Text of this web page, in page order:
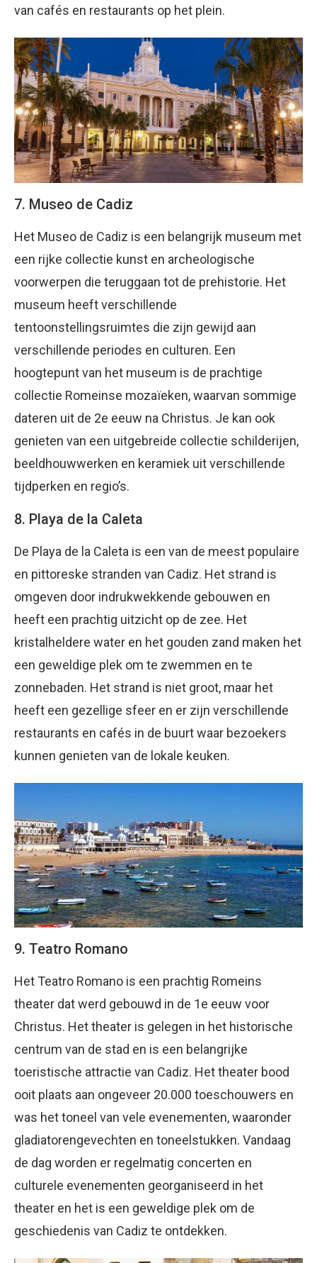
van cafés en restaurants op het plein.
7. Museo de Cadiz
Het Museo de Cadiz is een belangrijk museum met
een rijke collectie kunst en archeologische
voorwerpen die teruggaan tot de prehistorie. Het
museum heeft verschillende
tentoonstellingsruimtes die zijn gewijd aan
verschillende periodes en culturen. Een
hoogtepunt van het museum is de prachtige
collectie Romeinse mozaïeken, waarvan sommige
dateren uit de 2e eeuw na Christus. Je kan ook
genieten van een uitgebreide collectie schilderijen,
beeldhouwwerken en keramiek uit verschillende
tijdperken en regio’s.
8. Playa de la Caleta
De Playa de la Caleta is een van de meest populaire
en pittoreske stranden van Cadiz. Het strand is
omgeven door indrukwekkende gebouwen en
heeft een prachtig uitzicht op de zee. Het
kristalheldere water en het gouden zand maken het
een geweldige plek om te zwemmen en te
zonnebaden. Het strand is niet groot, maar het
heeft een gezellige sfeer en er zijn verschillende
restaurants en cafés in de buurt waar bezoekers
kunnen genieten van de lokale keuken.
9. Teatro Romano
Het Teatro Romano is een prachtig Romeins
theater dat werd gebouwd in de 1e eeuw voor
Christus. Het theater is gelegen in het historische
centrum van de stad en is een belangrijke
toeristische attractie van Cadiz. Het theater bood
ooit plaats aan ongeveer 20.000 toeschouwers en
was het toneel van vele evenementen, waaronder
gladiatorengevechten en toneelstukken. Vandaag
de dag worden er regelmatig concerten en
culturele evenementen georganiseerd in het
theater en het is een geweldige plek om de
geschiedenis van Cadiz te ontdekken.